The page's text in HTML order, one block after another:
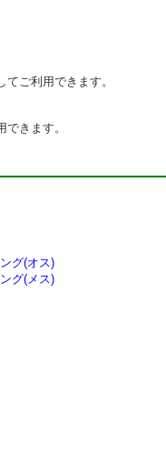
ご利用できます。
きます。
グ(オス)
グ(メス)